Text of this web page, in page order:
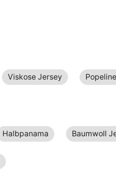
Viskose Jersey
Halbpanama Baumwoll